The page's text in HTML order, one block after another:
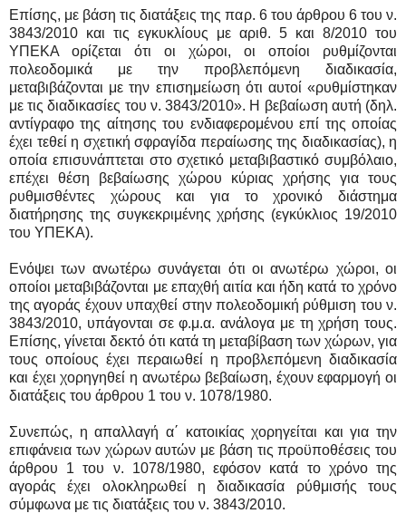
Επίσης, με βάση τις διατάξεις της παρ. 6 του άρθρου 6 του ν.
3843/2010 και τις εγκυκλίους με αριθ. 5 και 8/2010 του
ΥΠΕΚΑ ορίζεται ότι οι χώροι, οι οποίοι ρυθμίζονται
πολεοδομικά με την προβλεπόμενη διαδικασία,
μεταβιβάζονται με την επισημείωση ότι αυτοί «ρυθμίστηκαν
με τις διαδικασίες του ν. 3843/2010». Η βεβαίωση αυτή (δηλ.
αντίγραφο της αίτησης του ενδιαφερομένου επί της οποίας
έχει τεθεί η σχετική σφραγίδα περαίωσης της διαδικασίας), η
οποία επισυνάπτεται στο σχετικό μεταβιβαστικό συμβόλαιο,
επέχει θέση βεβαίωσης χώρου κύριας χρήσης για τους
ρυθμισθέντες χώρους και για το χρονικό διάστημα
διατήρησης της συγκεκριμένης χρήσης (εγκύκλιος 19/2010
του ΥΠΕΚΑ).
Ενόψει των ανωτέρω συνάγεται ότι οι ανωτέρω χώροι, οι
οποίοι μεταβιβάζονται με επαχθή αιτία και ήδη κατά το χρόνο
της αγοράς έχουν υπαχθεί στην πολεοδομική ρύθμιση του ν.
3843/2010, υπάγονται σε φ.μ.α. ανάλογα με τη χρήση τους.
Επίσης, γίνεται δεκτό ότι κατά τη μεταβίβαση των χώρων, για
τους οποίους έχει περαιωθεί η προβλεπόμενη διαδικασία
και έχει χορηγηθεί η ανωτέρω βεβαίωση, έχουν εφαρμογή οι
διατάξεις του άρθρου 1 του ν. 1078/1980.
Συνεπώς, η απαλλαγή α΄ κατοικίας χορηγείται και για την
επιφάνεια των χώρων αυτών με βάση τις προϋποθέσεις του
άρθρου 1 του ν. 1078/1980, εφόσον κατά το χρόνο της
αγοράς έχει ολοκληρωθεί η διαδικασία ρύθμισής τους
σύμφωνα με τις διατάξεις του ν. 3843/2010.